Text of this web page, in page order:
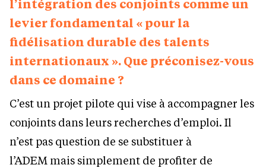
l’intégration des conjoints comme un
levier fondamental « pour la
fidélisation durable des talents
internationaux ». Que préconisez-vous
dans ce domaine ?
C’est un projet pilote qui vise à accompagner les
conjoints dans leurs recherches d’emploi. Il
n’est pas question de se substituer à
l’ADEM mais simplement de profiter de